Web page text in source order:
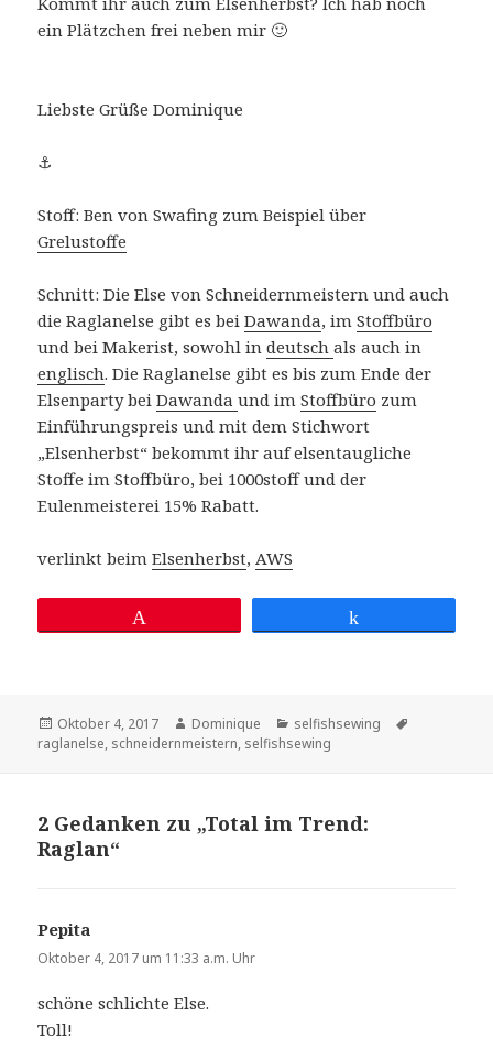
ein Plätzchen frei neben mir 🙂
Liebste Grüße Dominique
⚓
Stoff: Ben von Swafing zum Beispiel über
Grelustoffe
Schnitt: Die Else von Schneidernmeistern und auch
die Raglanelse gibt es beiDawanda, imStoffbüro
und bei Makerist, sowohl indeutschals auch in
englisch. Die Raglanelse gibt es bis zum Ende der
Elsenparty beiDawandaund imStoffbüro zum
Einführungspreis und mit dem Stichwort
„Elsenherbst“ bekommt ihr auf elsentaugliche
Stoffe im Stoffbüro, bei 1000stoff und der
Eulenmeisterei 15% Rabatt.
verlinkt beimElsenherbst, AWS
Veröffentlicht
am
Oktober 4, 2017 Autor
Dominique Kategorien
selfishsewing
raglanelse, schneidernmeistern, selfishsewing
2 Gedanken zu „Total im Trend:
Raglan“
Pepita
Oktober 4, 2017 um 11:33 a.m. Uhr
schöne schlichte Else.
Toll!